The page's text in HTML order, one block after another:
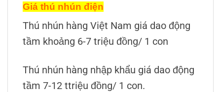
Giá thú nhún điện
Thú nhún hàng Việt Nam giá dao động
tầm khoảng 6-7 triệu đồng/ 1 con
Thú nhún hàng nhập khẩu giá dao động
tầm 7-12 ttriệu đồng/ 1 con.